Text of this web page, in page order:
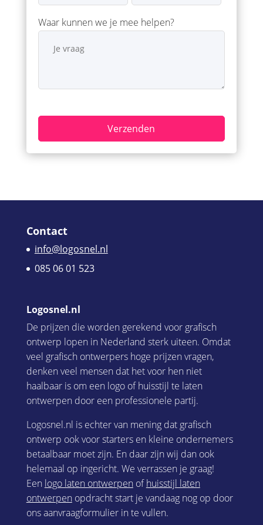
Waar kunnen we je mee helpen?
Contact
info@logosnel.nl
085 06 01 523
Logosnel.nl
De prijzen die worden gerekend voor grafisch
ontwerp lopen in Nederland sterk uiteen. Omdat
veel grafisch ontwerpers hoge prijzen vragen,
denken veel mensen dat het voor hen niet
haalbaar is om een logo of huisstijl te laten
ontwerpen door een professionele partij.
Logosnel.nl is echter van mening dat grafisch
ontwerp ook voor starters en kleine ondernemers
betaalbaar moet zijn. En daar zijn wij dan ook
helemaal op ingericht. We verrassen je graag!
Een logo laten ontwerpenofhuisstijl laten
ontwerpenopdracht start je vandaag nog op door
ons aanvraagformulier in te vullen.